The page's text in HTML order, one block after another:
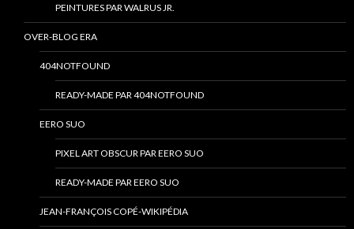
PEINTURES PAR WALRUS JR.
OVER-BLOG ERA
404NOTFOUND
READY-MADE PAR 404NOTFOUND
EERO SUO
PIXEL ART OBSCUR PAR EERO SUO
READY-MADE PAR EERO SUO
JEAN-FRANÇOIS COPÉ-WIKIPÉDIA